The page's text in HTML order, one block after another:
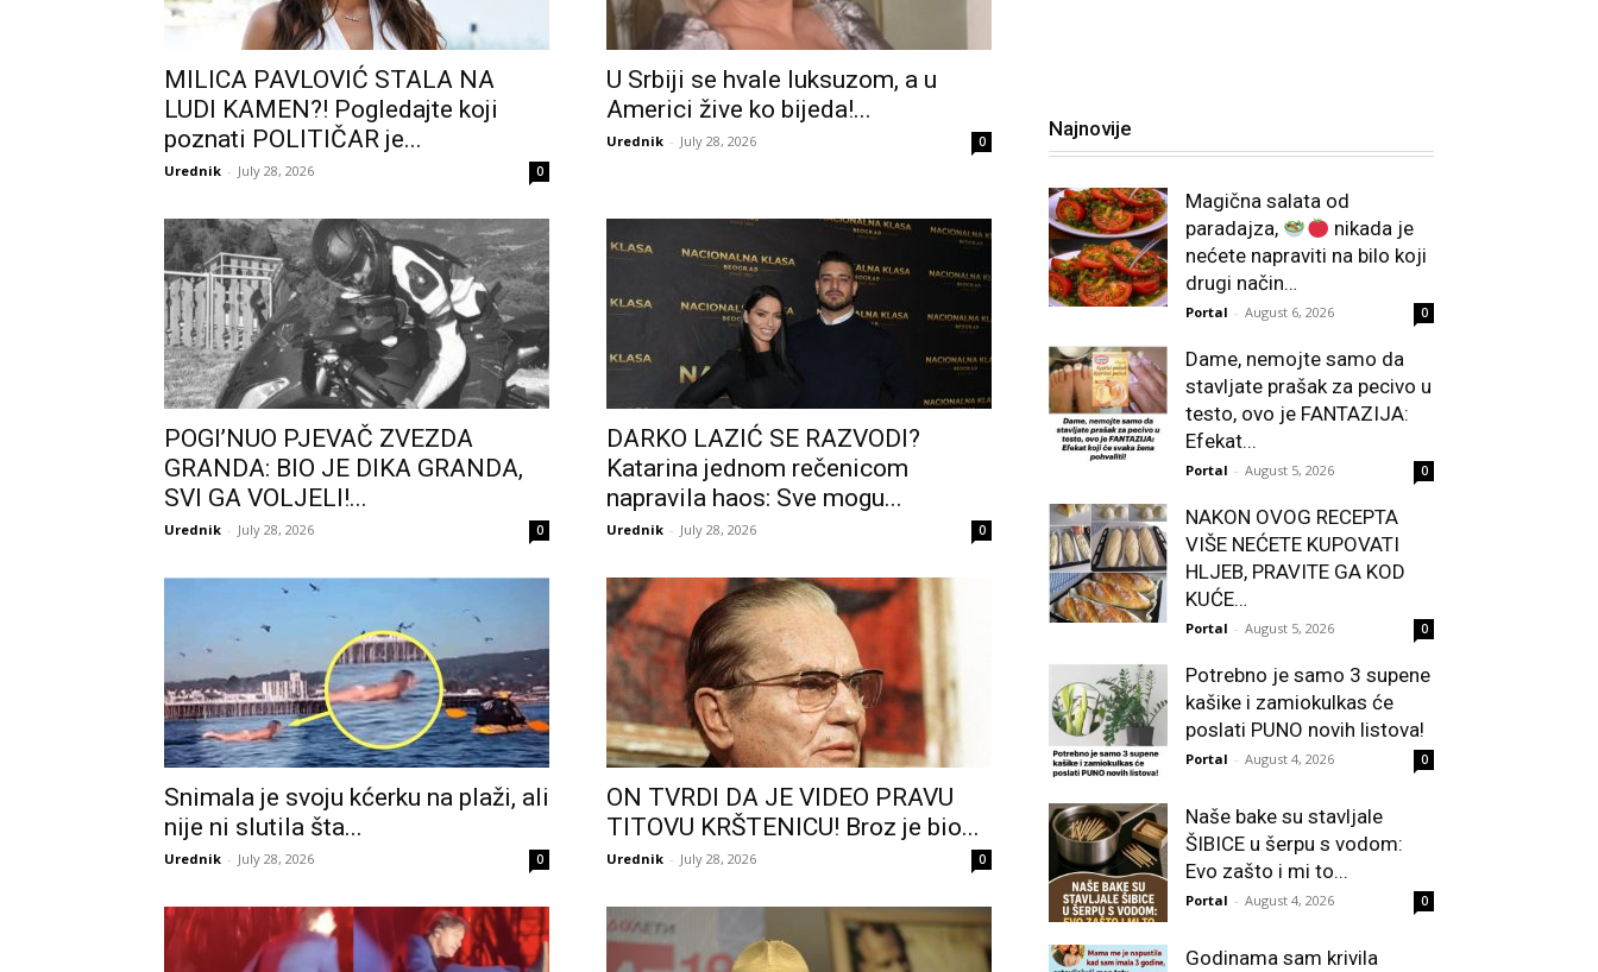
MILICA PAVLOVIĆ STALA NA
LUDI KAMEN?! Pogledajte koji
poznati POLITIČAR je...
Urednik - July 28, 2026 0
U Srbiji se hvale luksuzom, a u
Americi žive ko bijeda!...
Urednik - July 28, 2026 0
POGI’NUO PJEVAČ ZVEZDA
GRANDA: BIO JE DIKA GRANDA,
SVI GA VOLJELI!...
Urednik - July 28, 2026 0
DARKO LAZIĆ SE RAZVODI?
Katarina jednom rečenicom
napravila haos: Sve mogu...
Urednik - July 28, 2026 0
Snimala je svoju kćerku na plaži, ali
nije ni slutila šta...
Urednik - July 28, 2026 0
ON TVRDI DA JE VIDEO PRAVU
TITOVU KRŠTENICU! Broz je bio...
Urednik - July 28, 2026 0
Najnovije
Magična salata od
paradajza,
nikada je
nećete napraviti na bilo koji
drugi način…
Portal - August 6, 2026 0
Dame, nemojte samo da
stavljate prašak za pecivo u
testo, ovo je FANTAZIJA:
Efekat...
Portal - August 5, 2026 0
NAKON OVOG RECEPTA
VIŠE NEĆETE KUPOVATI
HLJEB, PRAVITE GA KOD
KUĆE…
Portal - August 5, 2026 0
Potrebno je samo 3 supene
kašike i zamiokulkas će
poslati PUNO novih listova!
Portal - August 4, 2026 0
Naše bake su stavljale
ŠIBICE u šerpu s vodom:
Evo zašto i mi to...
Portal - August 4, 2026 0
Godinama sam krivila